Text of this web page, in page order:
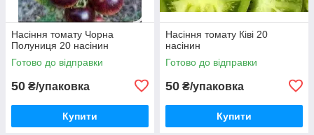
Насіння томату Чорна
Полуниця 20 насінин
Готово до відправки
50 ₴/упаковка
Купити
Насіння томату Ківі 20
насінин
Готово до відправки
50 ₴/упаковка
Купити